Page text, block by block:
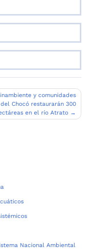
y comunidades
del Chocó restaurarán 300
en el río Atrato
Nacional Ambiental